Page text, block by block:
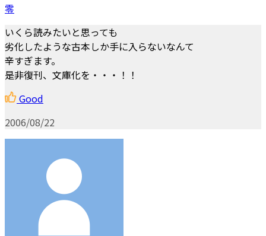
零
いくら読みたいと思っても
劣化したような古本しか手に入らないなんて
辛すぎます。
是非復刊、文庫化を・・・！！
Good
2006/08/22